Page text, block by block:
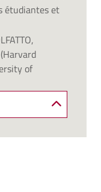
étudiantes et
of